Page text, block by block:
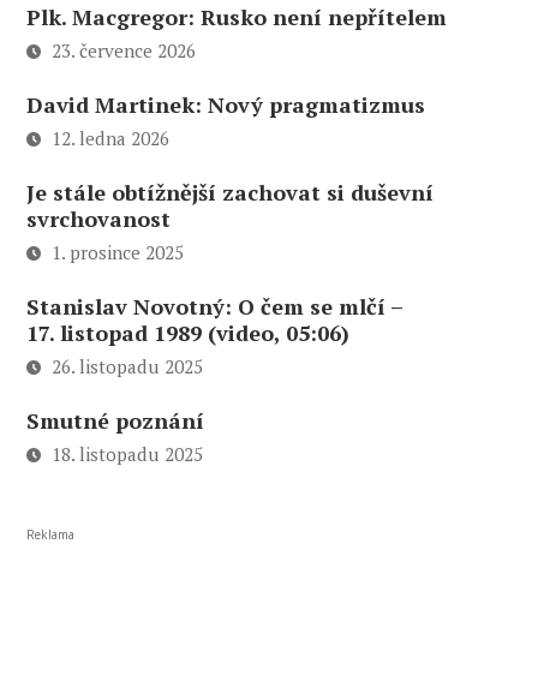
Plk. Macgregor: Rusko není nepřítelem
23. července 2026
David Martinek: Nový pragmatizmus
12. ledna 2026
Je stále obtížnější zachovat si duševní
svrchovanost
1. prosince 2025
Stanislav Novotný: O čem se mlčí –
17. listopad 1989 (video, 05:06)
26. listopadu 2025
Smutné poznání
18. listopadu 2025
Reklama